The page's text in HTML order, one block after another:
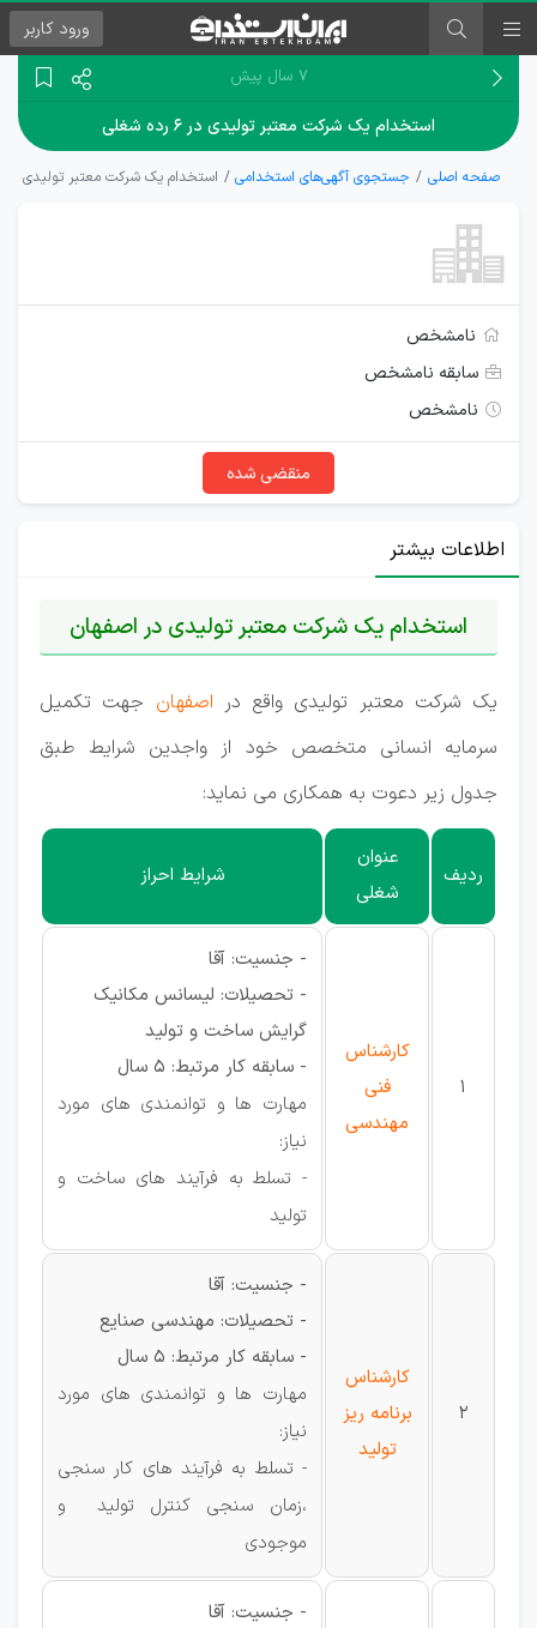
ورود کاربر
۷ سال پیش
استخدام یک شرکت معتبر تولیدی در ۶ رده شغلی
صفحه اصلی جستجوی آگهی‌های استخدامی استخدام یک شرکت معتبر تولیدی در ۶ رده شغلی
نامشخص
سابقه نامشخص
نامشخص
منقضی شده
اطلاعات بیشتر
استخدام یک شرکت معتبر تولیدی در اصفهان
یک شرکت معتبر تولیدی واقع در اصفهان جهت تکمیل
سرمایه انسانی متخصص خود از واجدین شرایط طبق
جدول زیر دعوت به همکاری می نماید:
ردیف
عنوان
شغلی
شرایط احراز
1
کارشناس
فنی
مهندسی
- جنسیت: آقا
- تحصیلات: لیسانس مکانیک
گرایش ساخت و تولید
- سابقه کار مرتبط: 5 سال
مهارت ها و توانمندی های مورد
نیاز:
- تسلط به فرآیند های ساخت و
تولید
2
کارشناس
برنامه ریز
تولید
- جنسیت: آقا
- تحصیلات: مهندسی صنایع
- سابقه کار مرتبط: 5 سال
مهارت ها و توانمندی های مورد
نیاز:
- تسلط به فرآیند های کار سنجی
،زمان سنجی کنترل تولید و
موجودی
- جنسیت: آقا